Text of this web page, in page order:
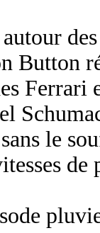
Button
Ferrari
le
de